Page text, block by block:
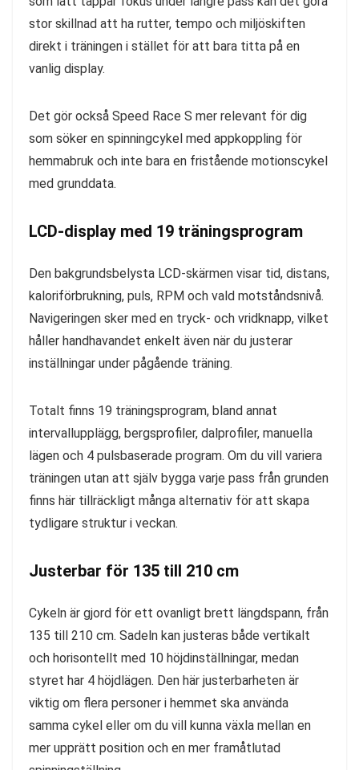
stor skillnad att ha rutter, tempo och miljöskiften
direkt i träningen i stället för att bara titta på en
vanlig display.
Det gör också Speed Race S mer relevant för dig
som söker en spinningcykel med appkoppling för
hemmabruk och inte bara en fristående motionscykel
med grunddata.
LCD-display med 19 träningsprogram
Den bakgrundsbelysta LCD-skärmen visar tid, distans,
kaloriförbrukning, puls, RPM och vald motståndsnivå.
Navigeringen sker med en tryck- och vridknapp, vilket
håller handhavandet enkelt även när du justerar
inställningar under pågående träning.
Totalt finns 19 träningsprogram, bland annat
intervallupplägg, bergsprofiler, dalprofiler, manuella
lägen och 4 pulsbaserade program. Om du vill variera
träningen utan att själv bygga varje pass från grunden
finns här tillräckligt många alternativ för att skapa
tydligare struktur i veckan.
Justerbar för 135 till 210 cm
Cykeln är gjord för ett ovanligt brett längdspann, från
135 till 210 cm. Sadeln kan justeras både vertikalt
och horisontellt med 10 höjdinställningar, medan
styret har 4 höjdlägen. Den här justerbarheten är
viktig om flera personer i hemmet ska använda
samma cykel eller om du vill kunna växla mellan en
mer upprätt position och en mer framåtlutad